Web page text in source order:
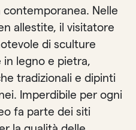
contemporanea. Nelle
allestite, il visitatore
di sculture
legno e pietra,
tradizionali e dipinti
Imperdibile per ogni
fa parte dei siti